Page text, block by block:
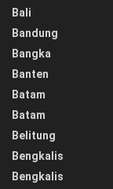
Bali
Bandung
Bangka
Banten
Batam
Batam
Belitung
Bengkalis
Bengkalis